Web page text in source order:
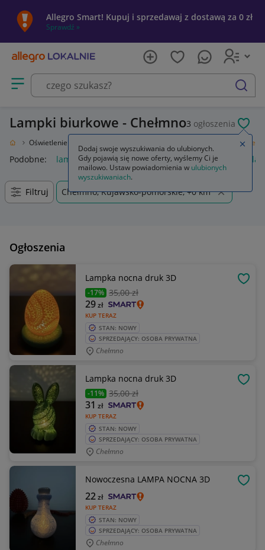
Allegro Smart! Kupuj i sprzedawaj z dostawą za 0 zł
Sprawdź »
Otwórz menu z kategoriami
szukaj
Lampki biurkowe - Chełmno3 ogłoszenia
Oświetlenie Lampki biurkowe
Podobne: lampki biurkowe uchwyt do lampki biurkowej
Filtruj Chełmno, Kujawsko-pomorskie, +0 km
Ogłoszenia
Lampka nocna druk 3D
-17% 35,00 zł
KUP TERAZ
29zł
STAN: NOWY
SPRZEDAJĄCY: OSOBA PRYWATNA
Chełmno
Lampka nocna druk 3D
-11% 35,00 zł
KUP TERAZ
31 zł
STAN: NOWY
SPRZEDAJĄCY: OSOBA PRYWATNA
Chełmno
Nowoczesna LAMPA NOCNA 3D
KUP TERAZ
22zł
STAN: NOWY
SPRZEDAJĄCY: OSOBA PRYWATNA
Chełmno
Dodaj swoje wyszukiwania do ulubionych.
Gdy pojawią się nowe oferty, wyślemy Ci je
mailowo. Ustaw powiadomienia w ulubionych
wyszukiwaniach.